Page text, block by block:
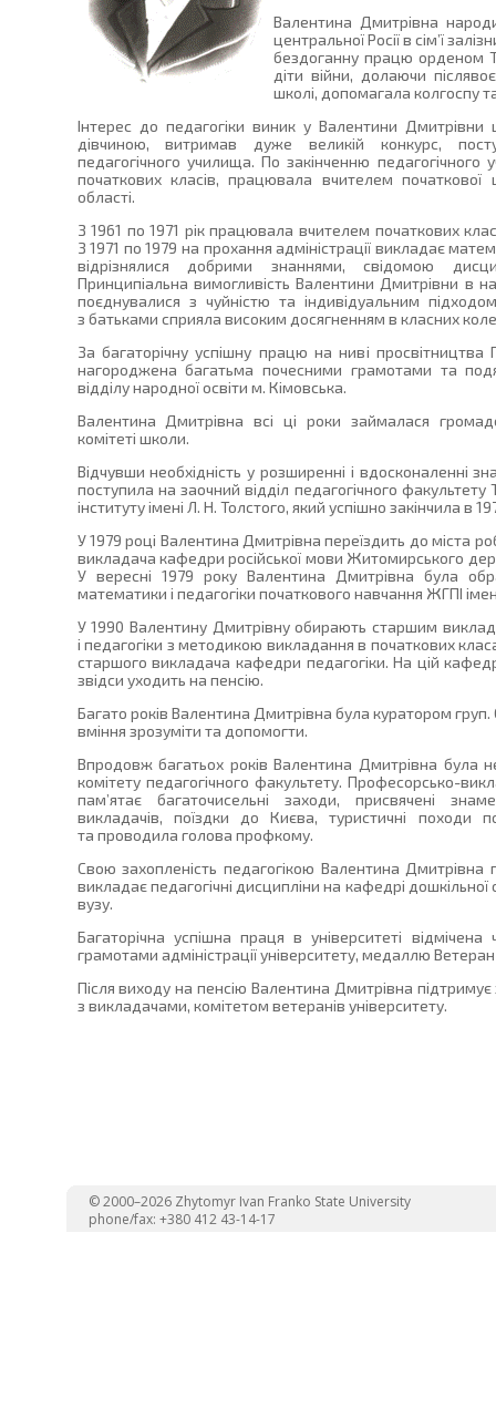
Валентина Дмитрівна
центральної Росії в сім’ї
бездоганну працю орденом
діти війни, долаючи
школі, допомагала колгоспу
Інтерес до педагогіки виник у Валентини Дмитрівни
дівчиною, витримав дуже великій конкурс,
педагогічного училища. По закінченню
початкових класів, працювала вчителем початкової
області.
З 1961 по 1971 рік працювала вчителем початкових
З 1971 по 1979 на прохання адміністрації викладає
відрізнялися добрими знаннями, свідомою
Принципіальна вимогливість Валентини Дмитрівни в
поєднувалися з чуйністю та індивідуальним
з батьками сприяла високим досягненням в класних
За багаторічну успішну працю на ниві
нагороджена багатьма почесними грамотами та
відділу народної освіти м. Кімовська.
Валентина Дмитрівна всі ці роки займалася
комітеті школи.
Відчувши необхідність у розширенні і вдосконаленні
поступила на заочний відділ педагогічного
інституту імені Л. Н. Толстого, який успішно закінчила в
У 1979 році Валентина Дмитрівна переїздить до міста
викладача кафедри російської мови Житомирського
У вересні 1979 року Валентина Дмитрівна була
математики і педагогіки початкового навчання ЖГПІ
У 1990 Валентину Дмитрівну обирають старшим
і педагогіки з методикою викладання в початкових
старшого викладача кафедри педагогіки. На цій
звідси уходить на пенсію.
Багато років Валентина Дмитрівна була куратором груп.
вміння зрозуміти та допомогти.
Впродовж багатьох років Валентина Дмитрівна була
комітету педагогічного факультету. Професорсько-
пам’ятає багаточисельні заходи, присвячені
викладачів, поїздки до Києва, туристичні походи
та проводила голова профкому.
Свою захопленість педагогікою Валентина Дмитрівна
викладає педагогічні дисципліни на кафедрі дошкільної
вузу.
Багаторічна успішна праця в університеті
грамотами адміністрації університету, медаллю Ветеран
Після виходу на пенсію Валентина Дмитрівна
з викладачами, комітетом ветеранів університету.
© 2000–2026 Zhytomyr Ivan Franko State University
phone/fax: +380 412 43-14-17